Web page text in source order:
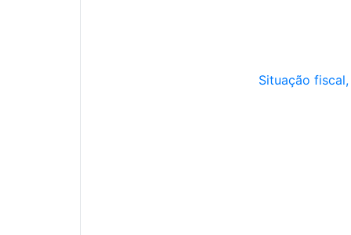
Situação